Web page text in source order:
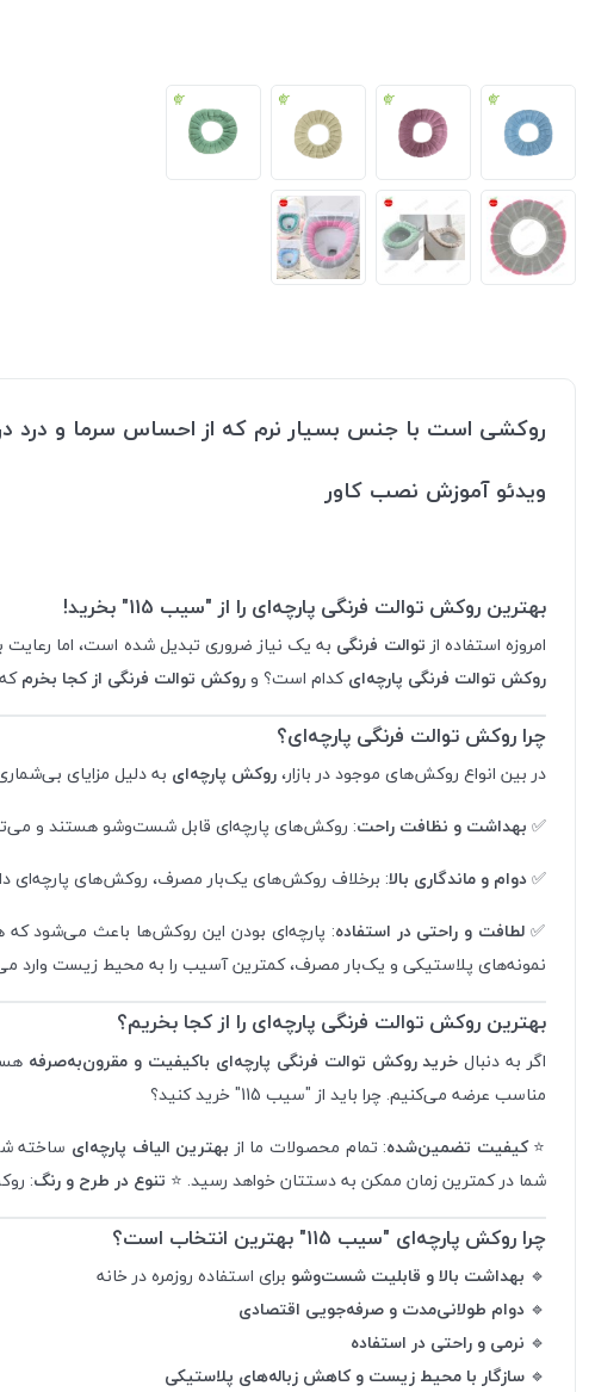
روکشی است با جنس بسیار نرم که از احساس سرما و درد در
ویدئو آموزش نصب کاور
بهترین روکش توالت فرنگی پارچه‌ای را از "سیب 115" بخرید!
امروزه استفاده ازتوالت فرنگی به یک نیاز ضروری تبدیل شده است، اما رعایت
روکش توالت فرنگی پارچه‌ایکدام است؟ وروکش توالت فرنگی از کجا بخرم
چرا روکش توالت فرنگی پارچه‌ای؟
در بین انواع روکش‌های موجود در بازار،روکش پارچه‌ای به دلیل مزایای
✅ بهداشت و نظافت راحت: روکش‌های پارچه‌ای قابل شست‌وشو هستند و
✅دوام و ماندگاری بالا: برخلاف روکش‌های یک‌بار مصرف، روکش‌های پارچه‌ای
✅ لطافت و راحتی در استفاده: پارچه‌ای بودن این روکش‌ها باعث می‌شود
نمونه‌های پلاستیکی و یک‌بار مصرف، کمترین آسیب را به محیط زیست وارد
بهترین روکش توالت فرنگی پارچه‌ای را از کجا بخریم؟
اگر به دنبال خرید روکش توالت فرنگی پارچه‌ای باکیفیت و مقرون‌به‌صرفه
مناسب عرضه می‌کنیم. چرا باید از "سیب 115" خرید کنید؟
⭐کیفیت تضمین‌شده: تمام محصولات ما از بهترین الیاف پارچه‌ای ساخته
شما در کمترین زمان ممکن به دستتان خواهد رسید. ⭐ تنوع در طرح و رنگ:
چرا روکش پارچه‌ای "سیب 115" بهترین انتخاب است؟
🔹 بهداشت بالا و قابلیت شست‌وشو برای استفاده روزمره در خانه
🔹 دوام طولانی‌مدت و صرفه‌جویی اقتصادی
🔹 نرمی و راحتی در استفاده
🔹 سازگار با محیط زیست و کاهش زباله‌های پلاستیکی